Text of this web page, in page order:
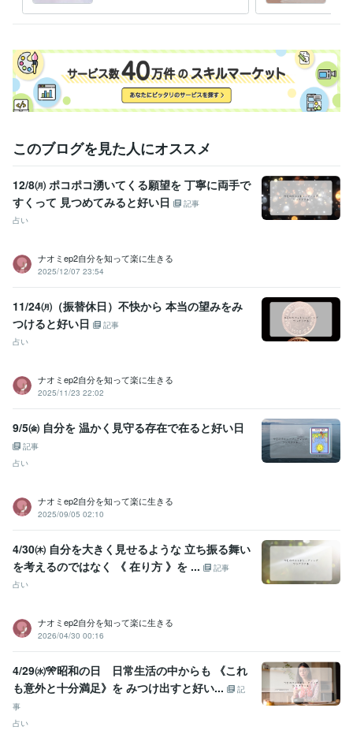
り
トー
このブログを見た人にオススメ
12/8㈪ ポコポコ湧いてくる願望を 丁寧に両手で
すくって 見つめてみると好い日
記事
占い
ナオミep2自分を知って楽に生きる
2025/12/07 23:54
11/24㈪（振替休日）不快から 本当の望みをみ
つけると好い日
記事
占い
ナオミep2自分を知って楽に生きる
2025/11/23 22:02
9/5㈮ 自分を 温かく見守る存在で在ると好い日
記事
占い
ナオミep2自分を知って楽に生きる
2025/09/05 02:10
4/30㈭ 自分を大きく見せるような 立ち振る舞い
を考えるのではなく 《 在り方 》を ...
記事
占い
ナオミep2自分を知って楽に生きる
2026/04/30 00:16
4/29㈬🎌昭和の日 日常生活の中からも 《これ
も意外と十分満足》を みつけ出すと好い...
記
事
占い